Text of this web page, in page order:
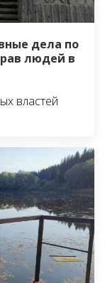
дела по
людей в
властей